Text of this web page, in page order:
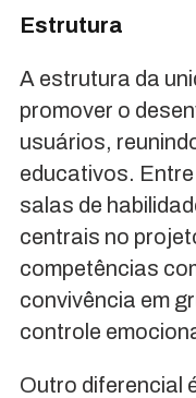
Estrutura
A estrutura da
promover o
usuários,
educativos.
salas de
centrais no
competências
convivência em
controle
Outro diferencial